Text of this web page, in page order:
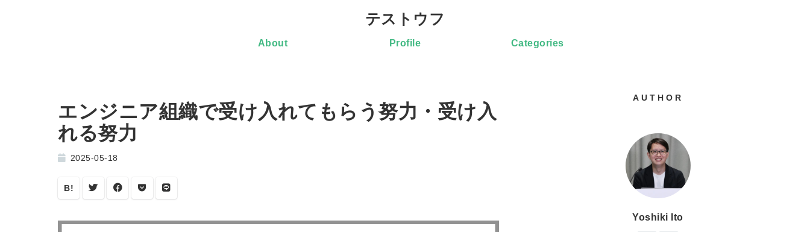
テストウフ
About Profile Categories
エンジニア組織で受け入れてもらう努力・受け入
れる努力
2025-05-18
B!
AUTHOR
Yoshiki Ito